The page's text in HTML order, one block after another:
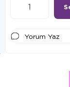
Yorum Yaz